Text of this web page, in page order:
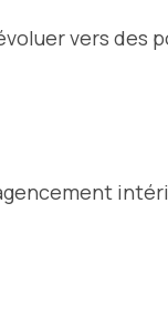
vers des